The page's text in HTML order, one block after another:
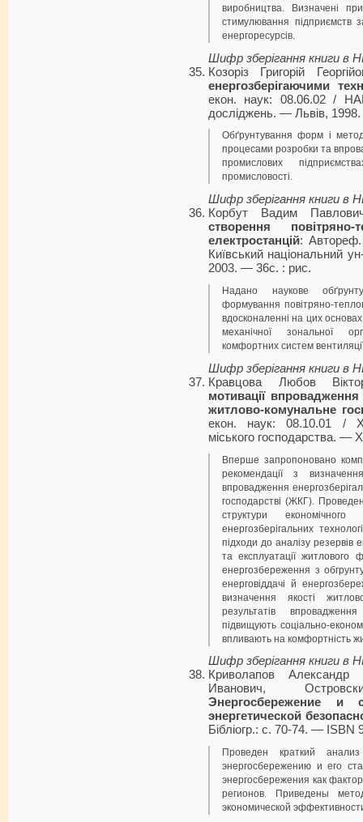
виробництва. Визначені
стимулювання підприємств
енергоресурсів.
Шифр зберігання книги в
Козоріз Григорій
енергозберігаючими
екон. наук: 08.06.02 / НАН
досліджень. — Львів,
Обґрунтування форм і
процесами розробки та
промислових
промисловості.
Шифр зберігання книги в
Корбут Вадим
створення
електростанцій:
Київський національний
2003. — 36с. : рис.
Надано наукове
формування повітряно-
вдосконаленні на цих
механічної зональної
комфортних систем
Шифр зберігання книги в
Кравцова Любов
мотивації впровадження
житлово-комунальне
екон. наук: 08.10.01 /
міського господарства. —
Вперше запропоновано
рекомендації з
впровадження
господарстві (ЖКГ).
структури економічного
енергозберігальних
підходи до аналізу резервів
та експлуатації житлового
енергозбереження з
енерговіддачі й
визначення якості
результатів
підвищують соціально-
впливають на комфортність
Шифр зберігання книги в
Криволапов
Иванович,
Энергосбережение и
энергетической
Бібліогр.: с. 70-74. — ISBN
Проведен краткий
энергосбережению и его
энергосбережения как
регионов. Приведены
экономической